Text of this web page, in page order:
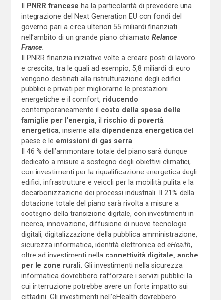
PNRR francese ha la particolarità di prevedere una
integrazione del Next Generation EU con fondi del
governo pari a circa ulteriori 55 miliardi finanziati
nell’ambito di un grande piano chiamato Relance
France
Il PNRR finanzia iniziative volte a creare posti di lavoro
e crescita, tra le quali ad esempio, 5,8 miliardi di euro
vengono destinati alla ristrutturazione degli edifici
pubblici e privati ​​per migliorarne le prestazioni
energetiche e il comfort, riducendo
contemporaneamente il costo della spesa delle
famiglie per l’energia, il rischio di povertà
energetica, insieme alla dipendenza energetica del
paese e le emissioni di gas serra
Il 46 % dell’ammontare totale del piano sarà dunque
dedicato a misure a sostegno degli obiettivi climatici,
con investimenti per la riqualificazione energetica degli
edifici, infrastrutture e veicoli per la mobilità pulita e la
decarbonizzazione dei processi industriali. Il 21% della
dotazione totale del piano sarà rivolta a misure a
sostegno della transizione digitale, con investimenti in
ricerca, innovazione, diffusione di nuove tecnologie
digitali, digitalizzazione della pubblica amministrazione,
sicurezza informatica, identità elettronica ed eHealth,
oltre ad investimenti nella connettività digitale, anche
per le zone rurali . Gli investimenti nella sicurezza
informatica dovrebbero rafforzare i servizi pubblici la
cui interruzione potrebbe avere un forte impatto sui
cittadini. Gli investimenti nell’eHealth dovrebbero